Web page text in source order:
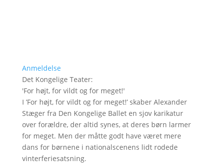
Anmeldelse
Det Kongelige Teater:
'For højt, for vildt og for meget!'
I ’For højt, for vildt og for meget!’ skaber Alexander
Stæger fra Den Kongelige Ballet en sjov karikatur
over forældre, der altid synes, at deres børn larmer
for meget. Men der måtte godt have været mere
dans for børnene i nationalscenens lidt rodede
vinterferiesatsning.